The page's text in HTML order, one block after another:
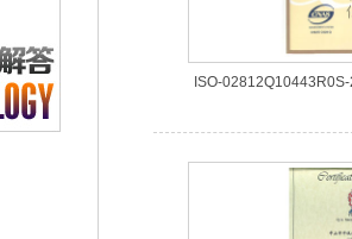
ISO-02812Q10443R0S-